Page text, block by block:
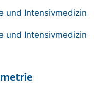
und Intensivmedizin
und Intensivmedizin